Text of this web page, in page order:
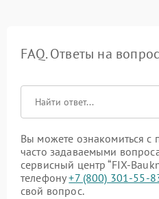
FAQ. Ответы на
Вы можете ознакомиться
часто задаваемыми
сервисный центр “FIX-
телефону+7 (800) 301-55-
свой вопрос.